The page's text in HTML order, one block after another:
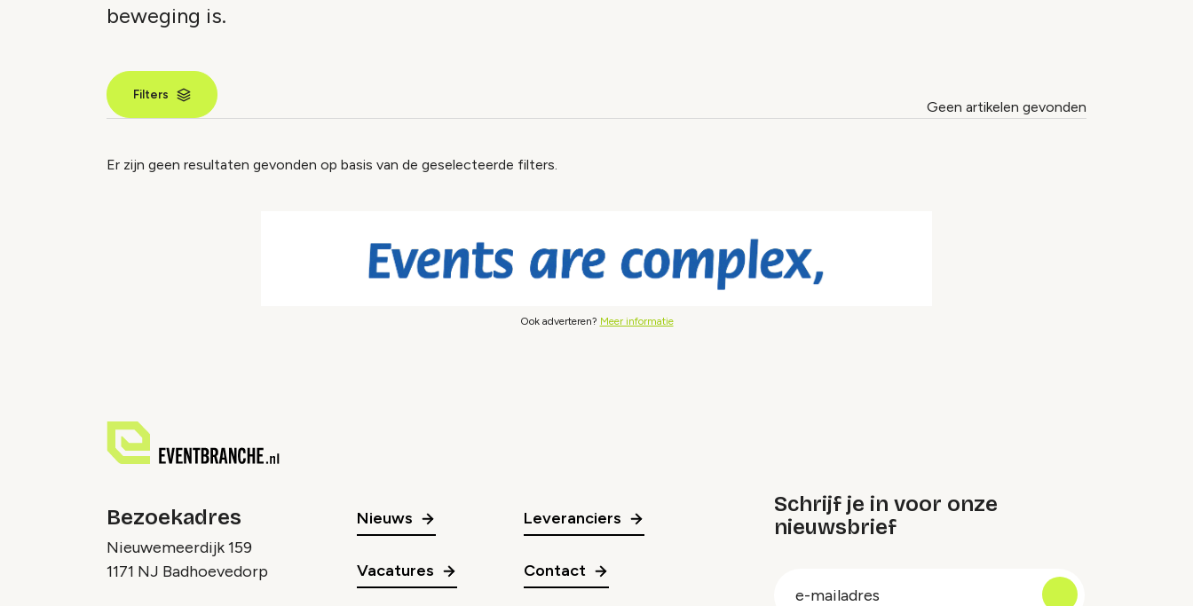
beweging is.
Filters
Geen artikelen gevonden
Nieuws index
Er zijn geen resultaten gevonden op basis van de geselecteerde filters.
Ook adverteren? Meer informatie
Bezoekadres
Nieuwemeerdijk 159
1171 NJ Badhoevedorp
Nieuws
Vacatures
Leveranciers
Contact
Schrijf je in voor onze
nieuwsbrief